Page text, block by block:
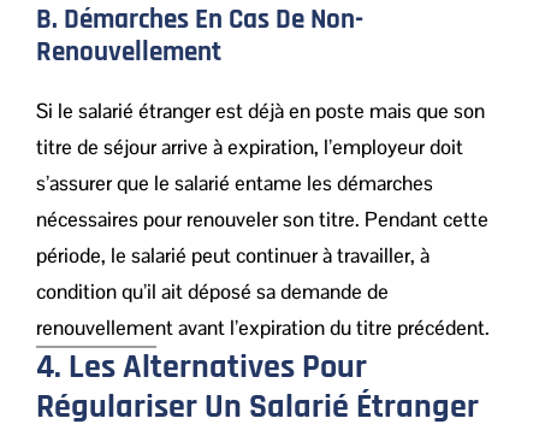
B. Démarches En Cas De Non-
Renouvellement
Si le salarié étranger est déjà en poste mais que son
titre de séjour arrive à expiration, l’employeur doit
s’assurer que le salarié entame les démarches
nécessaires pour renouveler son titre. Pendant cette
période, le salarié peut continuer à travailler, à
condition qu’il ait déposé sa demande de
renouvellement avant l’expiration du titre précédent.
4. Les Alternatives Pour
Régulariser Un Salarié Étranger